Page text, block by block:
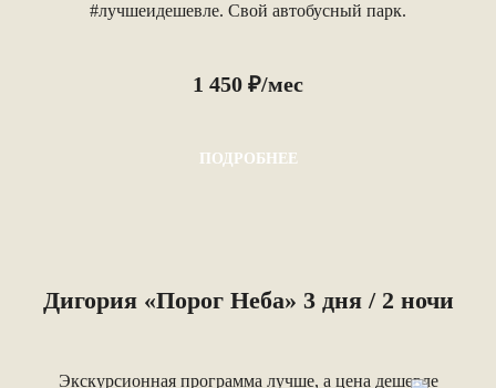
#лучшеидешевле. Свой автобусный парк.
1 450 ₽/мес
ПОДРОБНЕЕ
Дигория «Порог Неба» 3 дня / 2 ночи
Экскурсионная программа лучше, а цена дешевле